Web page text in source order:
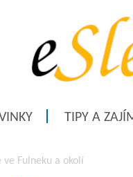
TIPY A
ve Fulneku a okolí